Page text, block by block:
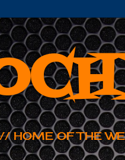
HOME OF THE